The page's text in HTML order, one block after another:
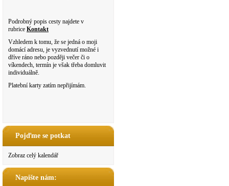
Podrobný popis cesty najdete v
rubrice Kontakt
Vzhledem k tomu, že se jedná o moji
domácí adresu, je vyzvednutí možné i
dříve ráno nebo později večer či o
víkendech, termín je však třeba domluvit
individuálně.
Platební karty zatím nepřijímám.
Pojďme se potkat
Zobraz celý kalendář
Napište nám: